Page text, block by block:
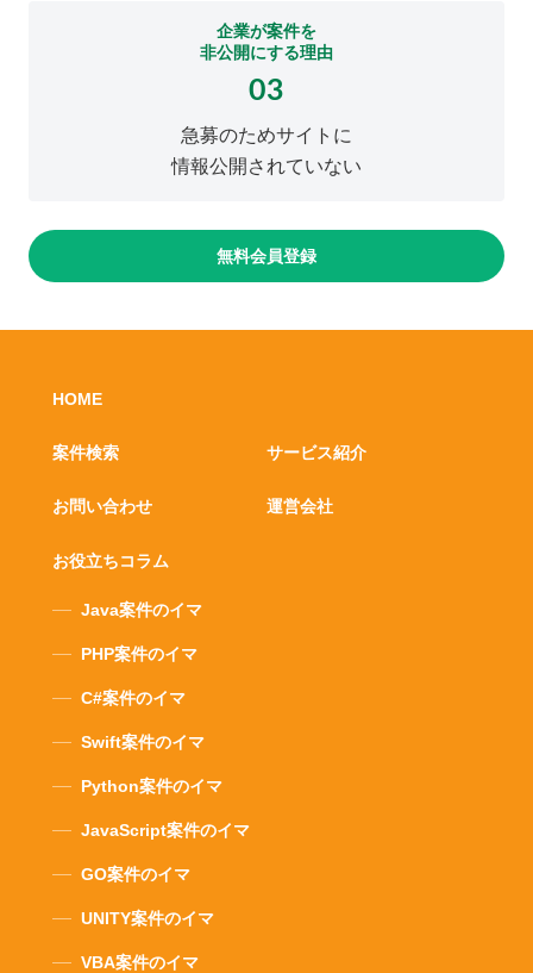
企業が案件を
非公開にする理由
03
急募のためサイトに
情報公開されていない
無料会員登録
HOME
案件検索 サービス紹介
運営会社
お問い合わせ
お役立ちコラム
Java案件のイマ
PHP案件のイマ
C#案件のイマ
Swift案件のイマ
Python案件のイマ
JavaScript案件のイマ
GO案件のイマ
UNITY案件のイマ
VBA案件のイマ